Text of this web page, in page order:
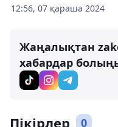
12:56, 07 қараша 2024
Жаңалықтан
хабардар
Пікірлер 0